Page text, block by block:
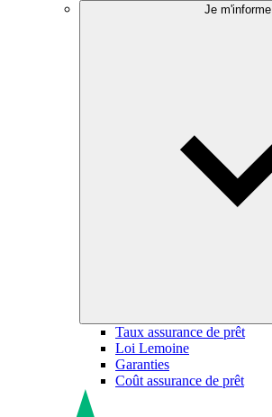
Je m'informe
Taux assurance de prêt
Loi Lemoine
Garanties
Coût assurance de prêt